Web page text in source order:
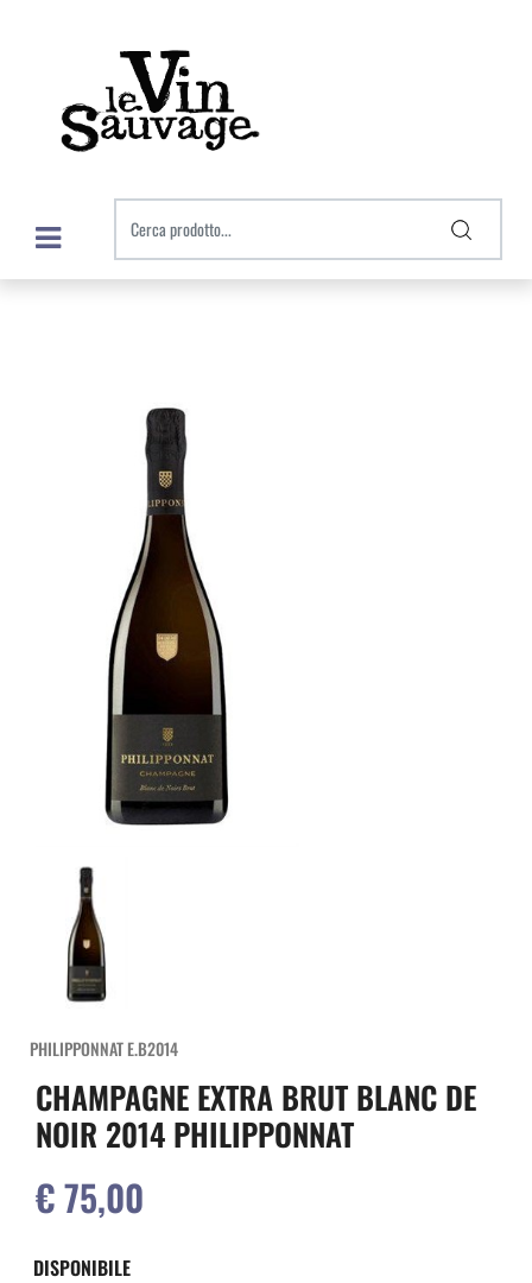
Open menu
PHILIPPONNAT E.B2014
CHAMPAGNE EXTRA BRUT BLANC DE
NOIR 2014 PHILIPPONNAT
€ 75,00
DISPONIBILE